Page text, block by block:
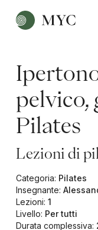
pelvico,
Pilates
Lezioni di
Categoria: Pilates
Insegnante:
Lezioni: 1
Livello: Per tutti
Durata complessiva: